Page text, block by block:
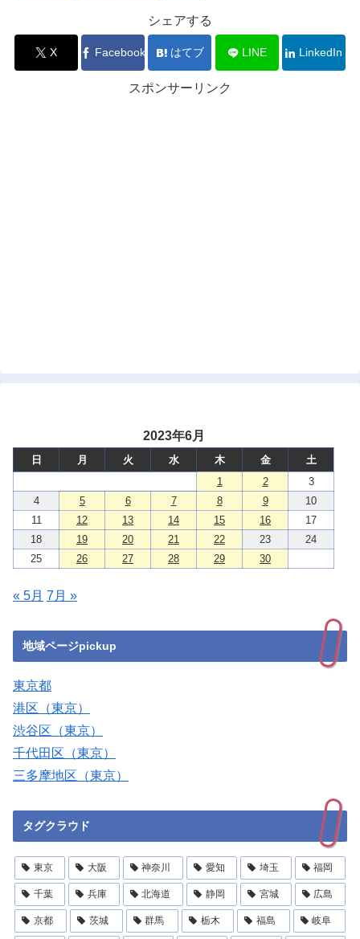
シェアする
X Facebook はてブ LINE LinkedIn
スポンサーリンク
2023年6月
日 月 火 水 木 金
土
1
2
3
4
5 6 7 8 9
10
11
12 13 14 15 16
17
18
19 20 21 22 23
24
25
26 27 28 29 30
« 5月 7月 »
地域ページpickup
東京都
港区（東京）
渋谷区（東京）
千代田区（東京）
三多摩地区（東京）
タグクラウド
東京 大阪 神奈川 愛知 埼玉 福岡
千葉 兵庫 北海道 静岡 宮城 広島
京都 茨城 群馬 栃木 福島 岐阜